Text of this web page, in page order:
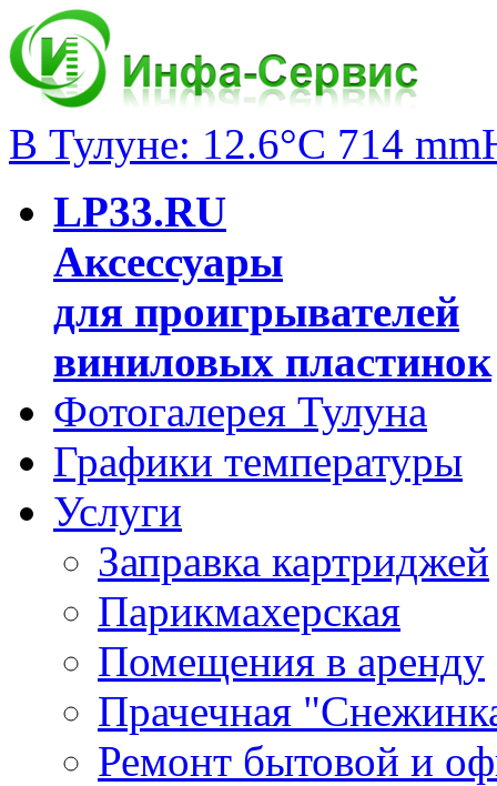
В Тулуне: 12.6°C 714
LP33.RU
Аксессуары
для проигрывателей
виниловых пластинок
Фотогалерея Тулуна
Графики температуры
Услуги
Заправка картриджей
Парикмахерская
Помещения в аренду
Прачечная
Ремонт бытовой и